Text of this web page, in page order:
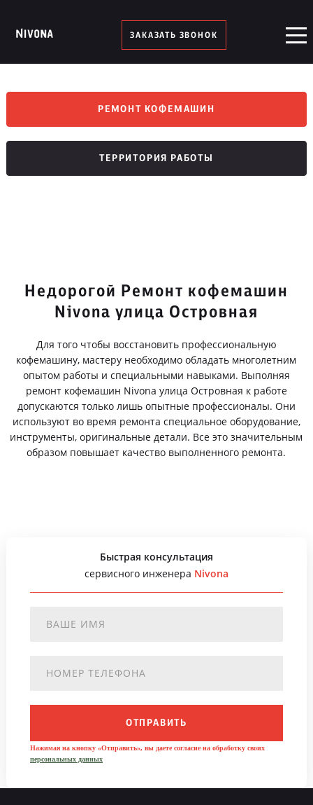
ЗАКАЗАТЬ ЗВОНОК
РЕМОНТ КОФЕМАШИН
ТЕРРИТОРИЯ РАБОТЫ
Недорогой Ремонт кофемашин
Nivona улица Островная
Для того чтобы восстановить профессиональную
кофемашину, мастеру необходимо обладать многолетним
опытом работы и специальными навыками. Выполняя
ремонт кофемашин Nivona улица Островная к работе
допускаются только лишь опытные профессионалы. Они
используют во время ремонта специальное оборудование,
инструменты, оригинальные детали. Все это значительным
образом повышает качество выполненного ремонта.
Быстрая консультация
сервисного инженера Nivona
ОТПРАВИТЬ
Нажимая на кнопку «Отправить», вы даете согласие на обработку своих
персональных данных